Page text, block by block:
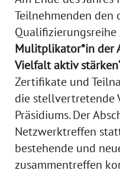
Teilnehmenden den
Qualifizierungsreihe
Mulitplikator*in der
Vielfalt aktiv
Zertifikate und
die stellvertretende
Präsidiums. Der
Netzwerktreffen
bestehende und
zusammentreffen